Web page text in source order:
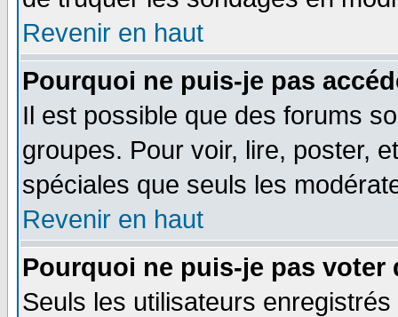
Revenir en haut
Pourquoi ne puis-je pas
Il est possible que des forums
groupes. Pour voir, lire, poster,
spéciales que seuls les
Revenir en haut
Pourquoi ne puis-je pas voter
Seuls les utilisateurs